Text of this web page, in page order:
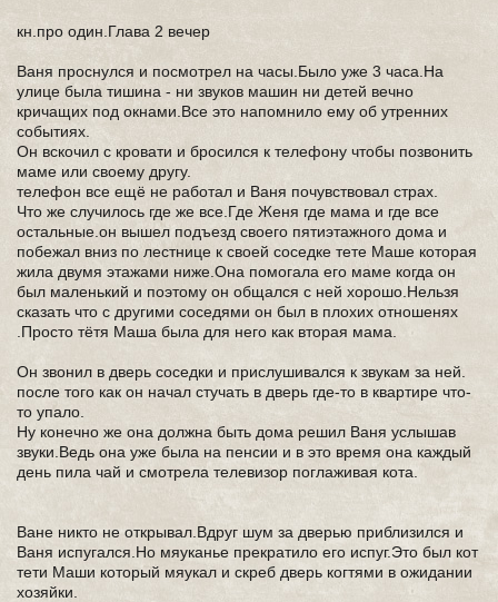
кн.про один.Глава 2 вечер
Ваня проснулся и посмотрел на часы.Было уже 3 часа.На
улице была тишина - ни звуков машин ни детей вечно
кричащих под окнами.Все это напомнило ему об утренних
событиях.
Он вскочил с кровати и бросился к телефону чтобы позвонить
маме или своему другу.
телефон все ещё не работал и Ваня почувствовал страх.
Что же случилось где же все.Где Женя где мама и где все
остальные.он вышел подъезд своего пятиэтажного дома и
побежал вниз по лестнице к своей соседке тете Маше которая
жила двумя этажами ниже.Она помогала его маме когда он
был маленький и поэтому он общался с ней хорошо.Нельзя
сказать что с другими соседями он был в плохих отношенях
.Просто тётя Маша была для него как вторая мама.
Он звонил в дверь соседки и прислушивался к звукам за ней.
после того как он начал стучать в дверь где-то в квартире что-
то упало.
Ну конечно же она должна быть дома решил Ваня услышав
звуки.Ведь она уже была на пенсии и в это время она каждый
день пила чай и смотрела телевизор поглаживая кота.
Ване никто не открывал.Вдруг шум за дверью приблизился и
Ваня испугался.Но мяуканье прекратило его испуг.Это был кот
тети Маши который мяукал и скреб дверь когтями в ожидании
хозяйки.